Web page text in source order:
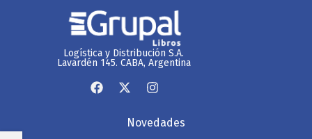
Logística y Distribución S.A.
Lavardén 145. CABA, Argentina
Novedades